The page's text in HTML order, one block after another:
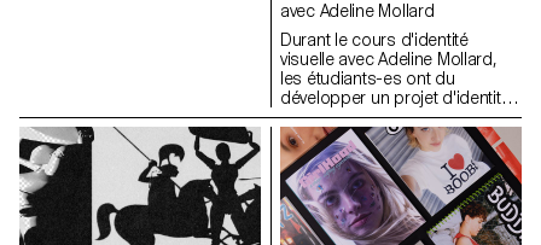
avec Adeline Mollard
Durant le cours d'identité
visuelle avec Adeline Mollard,
les étudiants-es ont du
développer un projet d'identité
promouvant une collection
choisie par leur soin. Chaque
travail comprend la conception
d'un catalogue contextualisant
et présentant cette dernière
accompagné de la conception
d'un poster.